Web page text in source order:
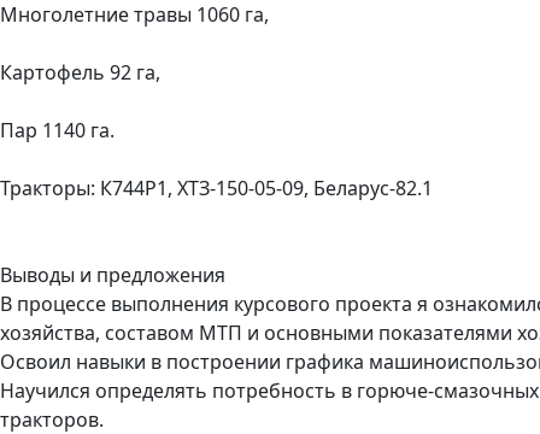
Многолетние травы 1060 га,
Картофель 92 га,
Пар 1140 га.
Тракторы: К744Р1, ХТЗ-150-05-09, Беларус-82.1
Выводы и предложения
В процессе выполнения курсового проекта я
хозяйства, составом МТП и основными показателями
Освоил навыки в построении графика
Научился определять потребность в горюче-
тракторов.